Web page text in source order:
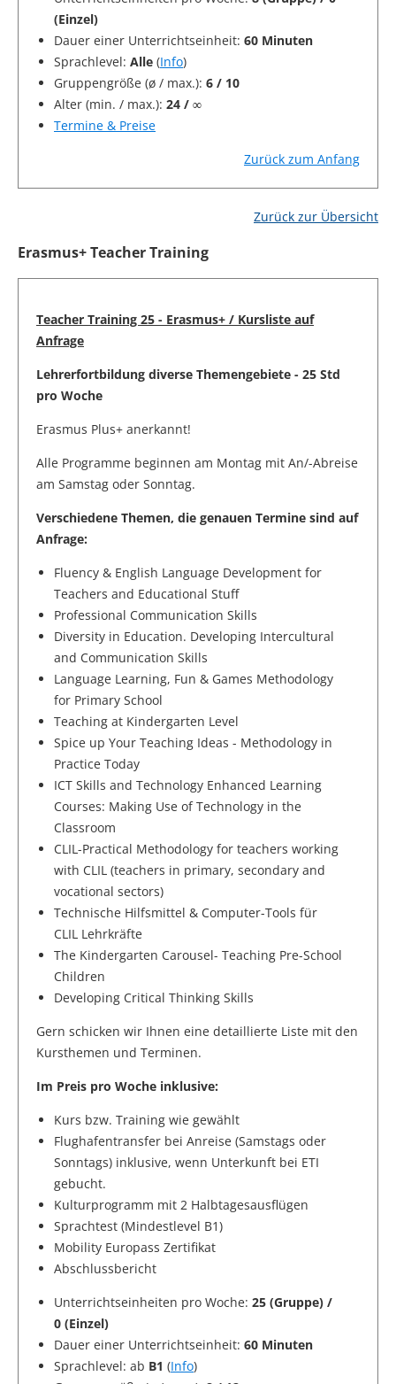
(Einzel)
Dauer einer Unterrichtseinheit: 60 Minuten
Sprachlevel: Alle (Info)
Gruppengröße (ø / max.): 6 / 10
Alter (min. / max.): 24 / ∞
Termine & Preise
Zurück zum Anfang
Zurück zur Übersicht
Erasmus+ Teacher Training
Teacher Training 25 - Erasmus+ / Kursliste auf
Anfrage
Lehrerfortbildung diverse Themengebiete - 25 Std
pro Woche
Erasmus Plus+ anerkannt!
Alle Programme beginnen am Montag mit An/-Abreise
am Samstag oder Sonntag.
Verschiedene Themen, die genauen Termine sind auf
Anfrage:
Fluency & English Language Development for
Teachers and Educational Stuff
Professional Communication Skills
Diversity in Education. Developing Intercultural
and Communication Skills
Language Learning, Fun & Games Methodology
for Primary School
Teaching at Kindergarten Level
Spice up Your Teaching Ideas - Methodology in
Practice Today
ICT Skills and Technology Enhanced Learning
Courses: Making Use of Technology in the
Classroom
CLIL-Practical Methodology for teachers working
with CLIL (teachers in primary, secondary and
vocational sectors)
Technische Hilfsmittel & Computer-Tools für
CLIL Lehrkräfte
The Kindergarten Carousel- Teaching Pre-School
Children
Developing Critical Thinking Skills
Gern schicken wir Ihnen eine detaillierte Liste mit den
Kursthemen und Terminen.
Im Preis pro Woche inklusive:
Kurs bzw. Training wie gewählt
Flughafentransfer bei Anreise (Samstags oder
Sonntags) inklusive, wenn Unterkunft bei ETI
gebucht.
Kulturprogramm mit 2 Halbtagesausflügen
Sprachtest (Mindestlevel B1)
Mobility Europass Zertifikat
Abschlussbericht
Unterrichtseinheiten pro Woche: 25 (Gruppe) /
0 (Einzel)
Dauer einer Unterrichtseinheit: 60 Minuten
Sprachlevel: ab B1 (Info)